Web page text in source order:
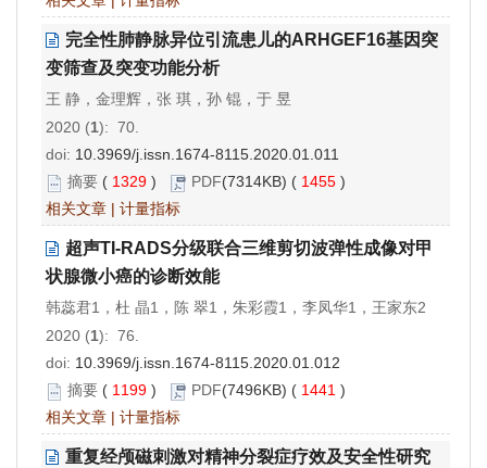
完全性肺静脉异位引流患儿的ARHGEF16基因突
变筛查及突变功能分析
王 静，金理辉，张 琪，孙 锟，于 昱
2020 (1): 70.
doi: 10.3969/j.issn.1674-8115.2020.01.011
摘要 ( 1329 ) PDF(7314KB) ( 1455 )
相关文章 | 计量指标
超声TI-RADS分级联合三维剪切波弹性成像对甲
状腺微小癌的诊断效能
韩蕊君1，杜 晶1，陈 翠1，朱彩霞1，李凤华1，王家东2
2020 (1): 76.
doi: 10.3969/j.issn.1674-8115.2020.01.012
摘要 ( 1199 ) PDF(7496KB) ( 1441 )
相关文章 | 计量指标
重复经颅磁刺激对精神分裂症疗效及安全性研究